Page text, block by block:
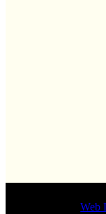
Designed byWeb